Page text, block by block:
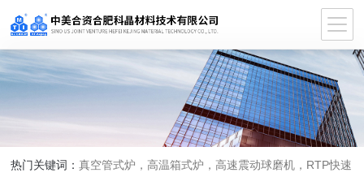
热门关键词：真空管式炉，高温箱式炉，高速震动球磨机，RTP快速